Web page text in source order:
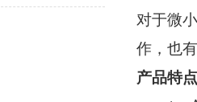
对于微
作，也
产品特